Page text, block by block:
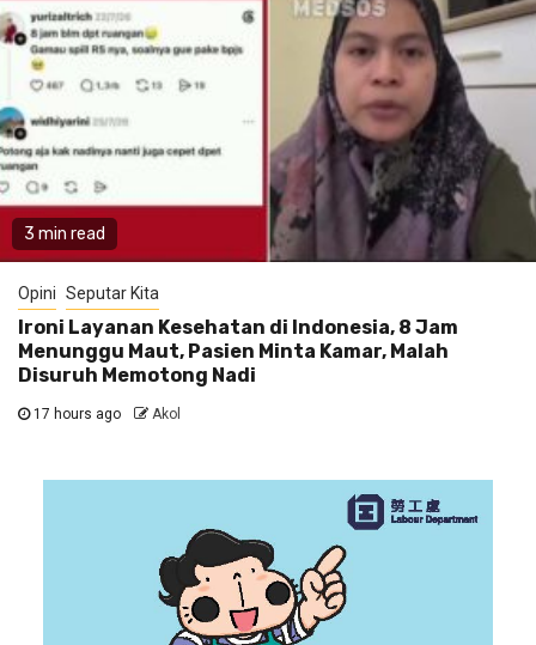
3 min read
Opini Seputar Kita
Ironi Layanan Kesehatan di Indonesia, 8 Jam
Menunggu Maut, Pasien Minta Kamar, Malah
Disuruh Memotong Nadi
17 hours ago Akol